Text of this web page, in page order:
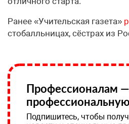
Ранее «Учительская газета»
стобалльницах, сёстрах из
Профессионалам —
Подпишитесь, чтобы